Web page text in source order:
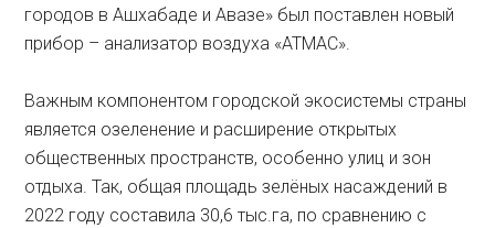
городов в Ашхабаде и Авазе» был поставлен новый
прибор – анализатор воздуха «АТМАС».
Важным компонентом городской экосистемы страны
является озеленение и расширение открытых
общественных пространств, особенно улиц и зон
отдыха. Так, общая площадь зелёных насаждений в
2022 году составила 30,6 тыс.га, по сравнению с